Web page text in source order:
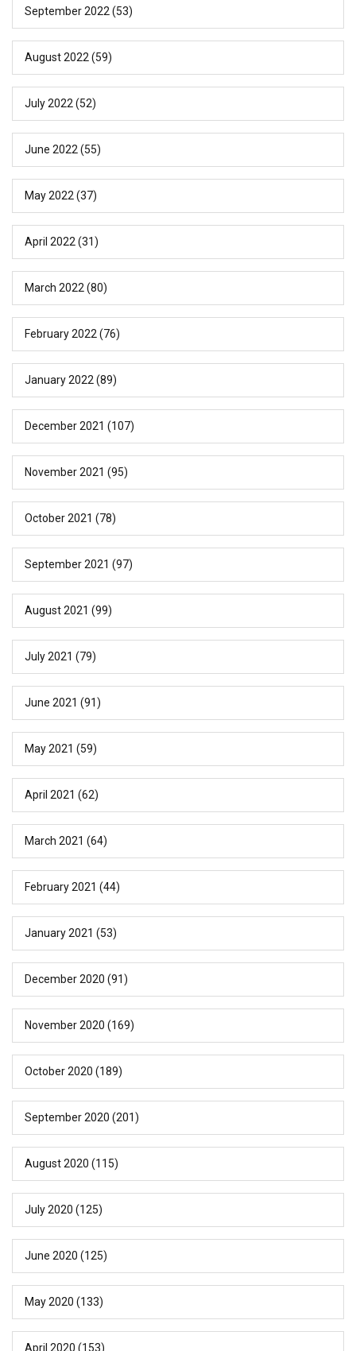
September 2022 (53)
August 2022 (59)
July 2022 (52)
June 2022 (55)
May 2022 (37)
April 2022 (31)
March 2022 (80)
February 2022 (76)
January 2022 (89)
December 2021 (107)
November 2021 (95)
October 2021 (78)
September 2021 (97)
August 2021 (99)
July 2021 (79)
June 2021 (91)
May 2021 (59)
April 2021 (62)
March 2021 (64)
February 2021 (44)
January 2021 (53)
December 2020 (91)
November 2020 (169)
October 2020 (189)
September 2020 (201)
August 2020 (115)
July 2020 (125)
June 2020 (125)
May 2020 (133)
April 2020 (153)